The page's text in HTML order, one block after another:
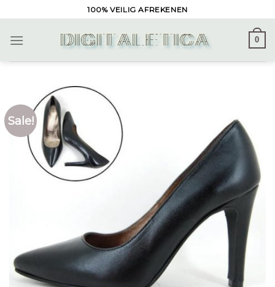
to
content
100% VEILIG AFREKENEN
0
Sale!